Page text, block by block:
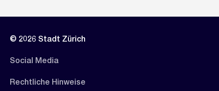
© 2026 Stadt Zürich
Social Media
Rechtliche Hinweise